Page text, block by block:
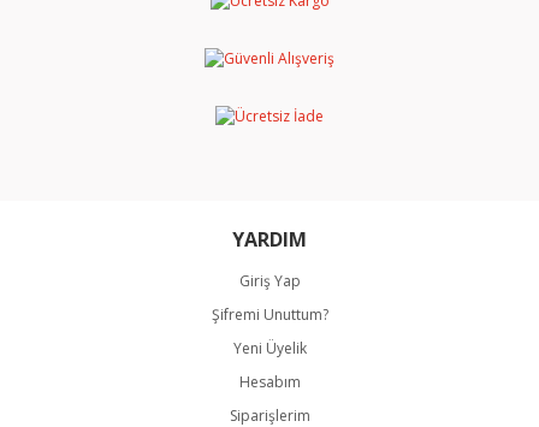
Yorum Yaz
Ürün açıklamasında eksik bilgiler bulunuyor.
Gönder
YARDIM
Giriş Yap
Şifremi Unuttum?
Yeni Üyelik
Hesabım
Siparişlerim